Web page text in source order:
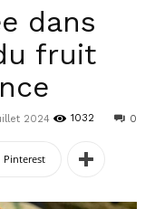
dans
fruit
2024 0
1032
Pinterest